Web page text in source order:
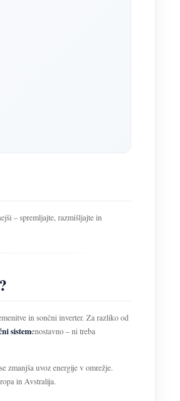
– spremljajte, razmišljajte in
in sončni inverter. Za razliko od
sistemenostavno – ni treba
zmanjša uvoz energije v omrežje.
in Avstralija.